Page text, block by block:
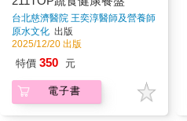
台北慈濟醫院 王奕淳醫師及營養師
團隊著
原水文化 出版
2025/12/20 出版
特價 350 元
電子書